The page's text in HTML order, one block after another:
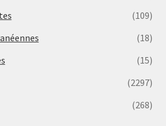
(109)
(18)
(15)
(2297)
(268)